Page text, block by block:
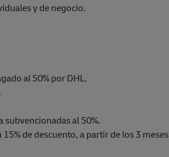
y de negocio.
al 50% por DHL.
subvencionadas al 50%.
de descuento, a partir de los 3 meses